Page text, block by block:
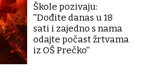
Škole pozivaju:
''Dođite danas u 18
sati i zajedno s nama
odajte počast žrtvama
iz OŠ Prečko''